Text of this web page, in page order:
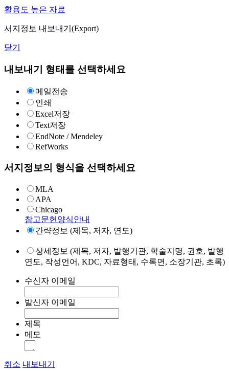
활용도 높은 자료
서지정보 내보내기(Export)
닫기
내보내기 형태를 선택하세요
메일전송
인쇄
Excel저장
Text저장
EndNote / Mendeley
RefWorks
서지정보의 형식을 선택하세요
MLA
APA
Chicago
참고문헌양식안내
간략정보 (제목, 저자, 연도)
상세정보 (제목, 저자, 발행기관, 학술지명, 권호, 발행
연도, 작성언어, KDC, 자료형태, 수록면, 소장기관, 초록)
수신자 이메일
발신자 이메일
제목
메모
취소 내보내기